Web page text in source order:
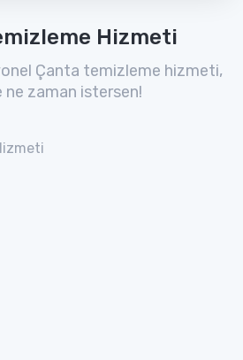
Hizmeti
Çanta temizleme hizmeti,
ne zaman istersen!